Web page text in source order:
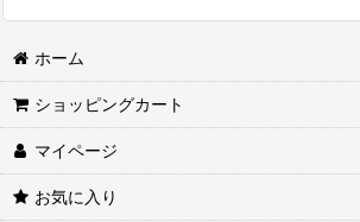
ホーム
ショッピングカート
マイページ
お気に入り